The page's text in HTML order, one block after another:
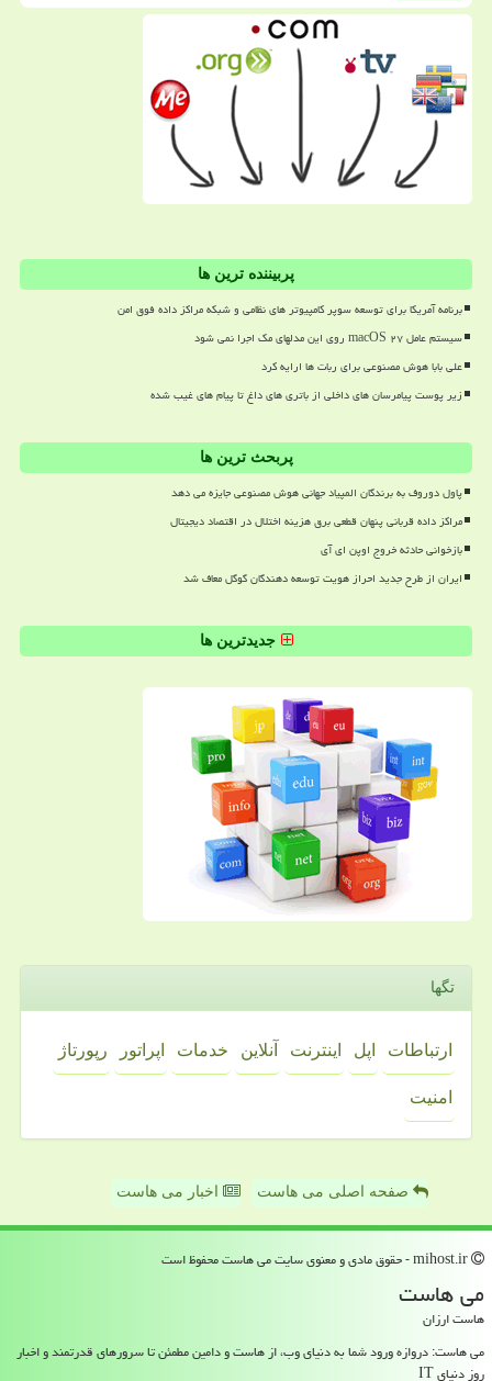
پربیننده ترین ها
برنامه آمریکا برای توسعه سوپر کامپیوتر های نظامی و شبکه مراکز داده فوق امن
سیستم عامل macOS ۲۷ روی این مدلهای مک اجرا نمی شود
علی بابا هوش مصنوعی برای ربات ها ارایه کرد
زیر پوست پیامرسان های داخلی از باتری های داغ تا پیام های غیب شده
پربحث ترین ها
پاول دوروف به برندگان المپیاد جهانی هوش مصنوعی جایزه می دهد
مراکز داده قربانی پنهان قطعی برق هزینه اختلال در اقتصاد دیجیتال
بازخوانی حادثه خروج اوپن ای آی
ایران از طرح جدید احراز هویت توسعه دهندگان گوگل معاف شد
جدیدترین ها
تگها
ارتباطات اپل اینترنت آنلاین خدمات اپراتور رپورتاژ
امنیت
صفحه اصلی می هاست اخبار می هاست
می هاست
هاست ارزان
می هاست: دروازه ورود شما به دنیای وب، از هاست و دامین مطمئن تا سرورهای قدرتمند و اخبار
روز دنیای IT